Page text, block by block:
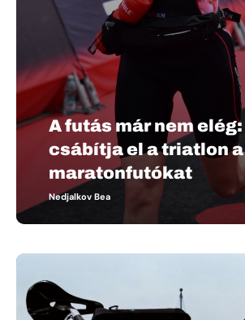
A futás már nem
csábítja el a triatlon a
maratonfutókat
Nedjalkov Bea